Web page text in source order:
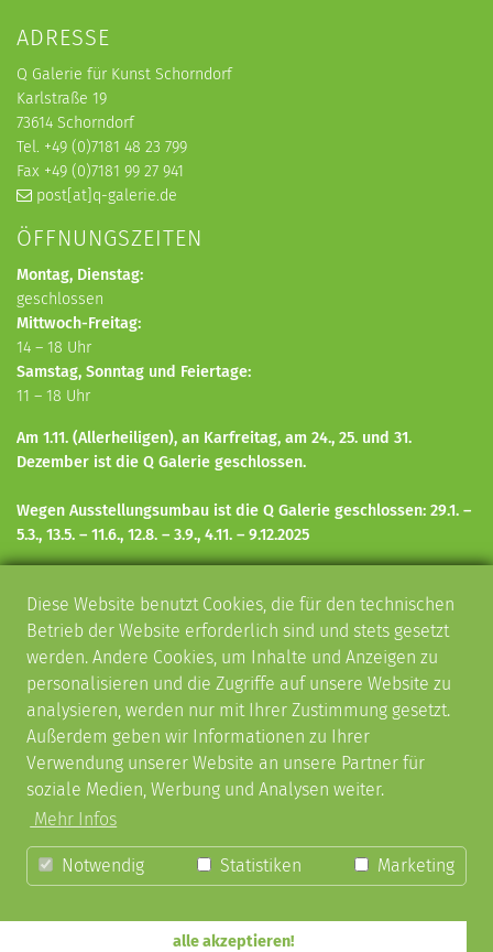
ADRESSE
Q Galerie für Kunst Schorndorf
Karlstraße 19
73614 Schorndorf
Tel. +49 (0)7181 48 23 799
Fax +49 (0)7181 99 27 941
post[at]q-galerie.de
ÖFFNUNGSZEITEN
Montag, Dienstag:
geschlossen
Mittwoch-Freitag:
14 – 18 Uhr
Samstag, Sonntag und Feiertage:
11 – 18 Uhr
Am 1.11. (Allerheiligen), an Karfreitag, am 24., 25. und 31.
Dezember ist die Q Galerie geschlossen.
Wegen Ausstellungsumbau ist die Q Galerie geschlossen: 29.1. –
5.3., 13.5. – 11.6., 12.8. – 3.9., 4.11. – 9.12.2025
Kulturveranstaltungen
Schorndorfer Gitarrentage
SkulpTOUR – Skulpturenrundgänge
AKTUELLES
Melden Sie sich zu unseremNewsletteran, damit Sie immer
über unsere Veranstaltungen informiert sind.
SOCIAL MEDIA
Folgt uns aufFacebook,InstagramundYouTube!
Diese Website benutzt Cookies, die für den technischen
Betrieb der Website erforderlich sind und stets gesetzt
werden. Andere Cookies, um Inhalte und Anzeigen zu
personalisieren und die Zugriffe auf unsere Website zu
analysieren, werden nur mit Ihrer Zustimmung gesetzt.
Außerdem geben wir Informationen zu Ihrer
Verwendung unserer Website an unsere Partner für
soziale Medien, Werbung und Analysen weiter.
Mehr Infos
Notwendig Statistiken Marketing
alle akzeptieren!